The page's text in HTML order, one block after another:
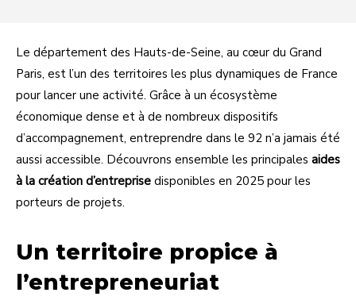
Le département des Hauts-de-Seine, au cœur du Grand
Paris, est l’un des territoires les plus dynamiques de France
pour lancer une activité. Grâce à un écosystème
économique dense et à de nombreux dispositifs
d’accompagnement, entreprendre dans le 92 n’a jamais été
aussi accessible. Découvrons ensemble les principales aides
à la création d’entreprise disponibles en 2025 pour les
porteurs de projets.
Un territoire propice à
l’entrepreneuriat